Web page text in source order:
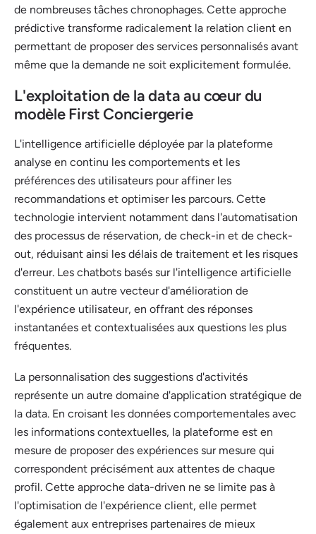
de nombreuses tâches chronophages. Cette approche
prédictive transforme radicalement la relation client en
permettant de proposer des services personnalisés avant
même que la demande ne soit explicitement formulée.
L'exploitation de la data au cœur du
modèle First Conciergerie
L'intelligence artificielle déployée par la plateforme
analyse en continu les comportements et les
préférences des utilisateurs pour affiner les
recommandations et optimiser les parcours. Cette
technologie intervient notamment dans l'automatisation
des processus de réservation, de check-in et de check-
out, réduisant ainsi les délais de traitement et les risques
d'erreur. Les chatbots basés sur l'intelligence artificielle
constituent un autre vecteur d'amélioration de
l'expérience utilisateur, en offrant des réponses
instantanées et contextualisées aux questions les plus
fréquentes.
La personnalisation des suggestions d'activités
représente un autre domaine d'application stratégique de
la data. En croisant les données comportementales avec
les informations contextuelles, la plateforme est en
mesure de proposer des expériences sur mesure qui
correspondent précisément aux attentes de chaque
profil. Cette approche data-driven ne se limite pas à
l'optimisation de l'expérience client, elle permet
également aux entreprises partenaires de mieux